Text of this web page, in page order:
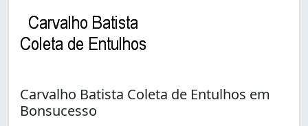
Carvalho Batista Coleta de Entulhos em
Bonsucesso